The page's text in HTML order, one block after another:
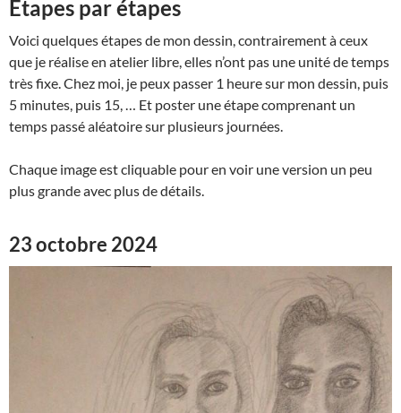
Étapes par étapes
Voici quelques étapes de mon dessin, contrairement à ceux
que je réalise en atelier libre, elles n’ont pas une unité de temps
très fixe. Chez moi, je peux passer 1 heure sur mon dessin, puis
5 minutes, puis 15, … Et poster une étape comprenant un
temps passé aléatoire sur plusieurs journées.
Chaque image est cliquable pour en voir une version un peu
plus grande avec plus de détails.
23 octobre 2024